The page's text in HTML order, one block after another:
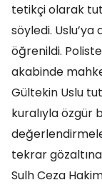
tetikçi olarak
söyledi.
öğrenildi.
akabinde
Gültekin Uslu
kuralıyla özgür
tekrar
Sulh Ceza